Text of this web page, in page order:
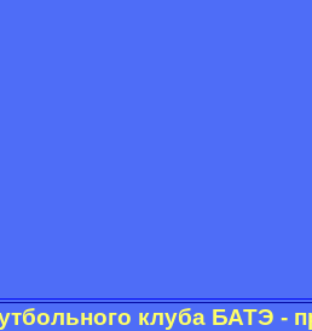
клуба БАТЭ -